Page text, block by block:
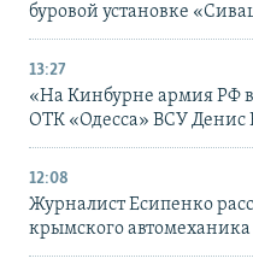
буровой установке
13:27
«На Кинбурне армия РФ
ОТК «Одесса» ВСУ Денис
12:08
Журналист Есипенко
крымского